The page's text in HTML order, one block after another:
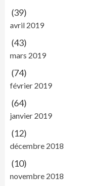
(39)
avril 2019
(43)
mars 2019
(74)
février 2019
(64)
janvier 2019
(12)
décembre 2018
(10)
novembre 2018